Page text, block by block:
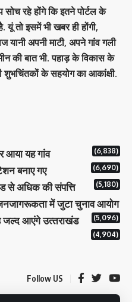
रहे होंगे कि इतने पोर्टल के
तो इसमें भी खबर ही होंगी,
यानी अपनी माटी, अपने गांव गली
की बात भी. पहाड़ के विकास के
के सहयोग का आकांक्षी.
आया यह गांव (6,838)
बनाए गए (6,690)
से अधिक की संपत्ति (5,180)
में जुटा चुनाव आयोग
(5,096)
जल्‍द आएंगे उत्‍तराखंड
(4,904)
Follow US